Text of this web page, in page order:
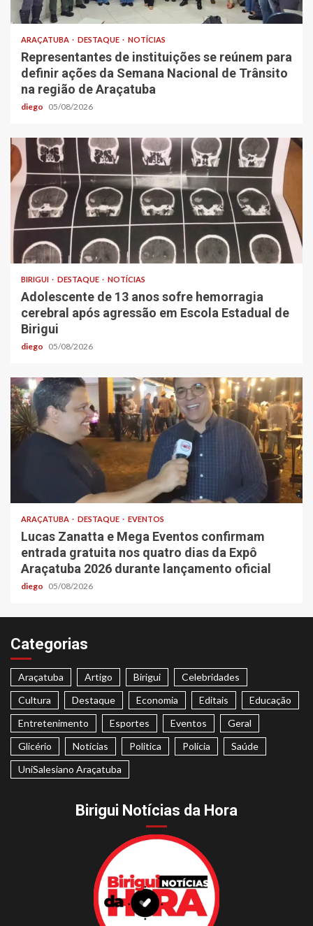
ARAÇATUBA DESTAQUE NOTÍCIAS
Representantes de instituições se reúnem para
definir ações da Semana Nacional de Trânsito
na região de Araçatuba
diego 05/08/2026
BIRIGUI DESTAQUE NOTÍCIAS
Adolescente de 13 anos sofre hemorragia
cerebral após agressão em Escola Estadual de
Birigui
diego 05/08/2026
ARAÇATUBA DESTAQUE EVENTOS
Lucas Zanatta e Mega Eventos confirmam
entrada gratuita nos quatro dias da Expô
Araçatuba 2026 durante lançamento oficial
diego 05/08/2026
Categorias
Araçatuba Artigo Birigui
Celebridades
Cultura
Destaque Economia Editais
Educação
Entretenimento
Esportes Eventos
Geral
Glicério
Notícias Politica Polícia
Saúde
UniSalesiano Araçatuba
Birigui Notícias da Hora